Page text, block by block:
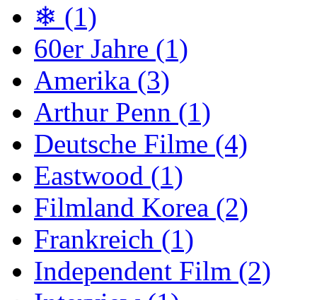
❄ (1)
60er Jahre (1)
Amerika (3)
Arthur Penn (1)
Deutsche Filme (4)
Eastwood (1)
Filmland Korea (2)
Frankreich (1)
Independent Film (2)